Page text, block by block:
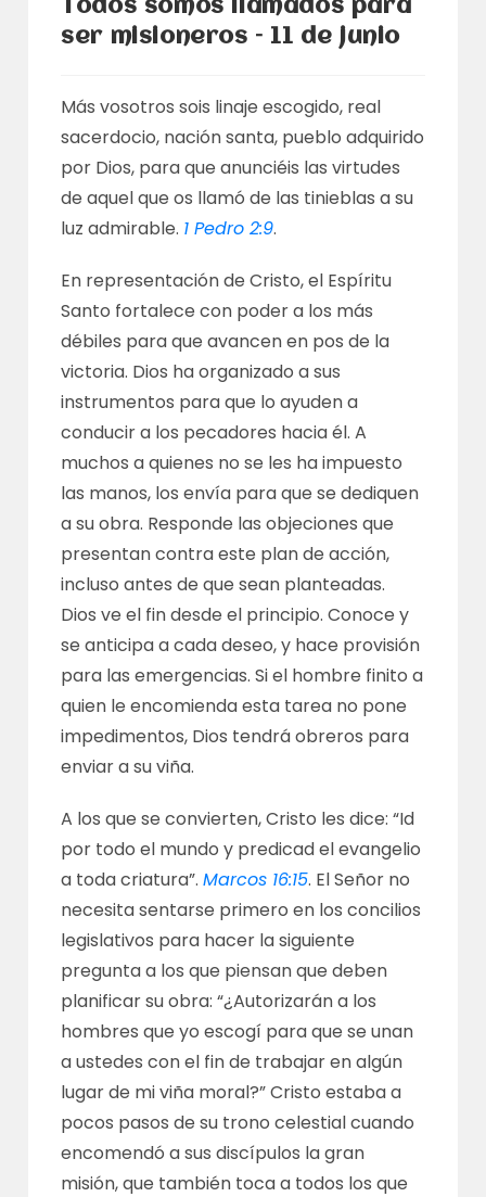
Todos somos llamados para
ser misioneros – 11 de junio
Más vosotros sois linaje escogido, real
sacerdocio, nación santa, pueblo adquirido
por Dios, para que anunciéis las virtudes
de aquel que os llamó de las tinieblas a su
luz admirable. 1 Pedro 2:9.
En representación de Cristo, el Espíritu
Santo fortalece con poder a los más
débiles para que avancen en pos de la
victoria. Dios ha organizado a sus
instrumentos para que lo ayuden a
conducir a los pecadores hacia él. A
muchos a quienes no se les ha impuesto
las manos, los envía para que se dediquen
a su obra. Responde las objeciones que
presentan contra este plan de acción,
incluso antes de que sean planteadas.
Dios ve el fin desde el principio. Conoce y
se anticipa a cada deseo, y hace provisión
para las emergencias. Si el hombre finito a
quien le encomienda esta tarea no pone
impedimentos, Dios tendrá obreros para
enviar a su viña.
A los que se convierten, Cristo les dice: “Id
por todo el mundo y predicad el evangelio
a toda criatura”.Marcos 16:15. El Señor no
necesita sentarse primero en los concilios
legislativos para hacer la siguiente
pregunta a los que piensan que deben
planificar su obra: “¿Autorizarán a los
hombres que yo escogí para que se unan
a ustedes con el fin de trabajar en algún
lugar de mi viña moral?” Cristo estaba a
pocos pasos de su trono celestial cuando
encomendó a sus discípulos la gran
misión, que también toca a todos los que